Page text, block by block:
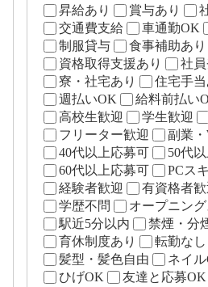
昇給あり
賞与あり
交通費支給
車通勤OK
制服貸与
食事補助あり
資格取得支援あり
社員
寮・社宅あり
住宅手当
週払いOK
給料前払い
高校生歓迎
学生歓迎
フリーター歓迎
副業
40代以上応募可
50代
60代以上応募可
PCス
経験者歓迎
有資格者歓
学歴不問
オープニン
駅近5分以内
禁煙・分
育休制度あり
転勤なし
髪型・髪色自由
ネイ
ひげOK
友達と応募OK